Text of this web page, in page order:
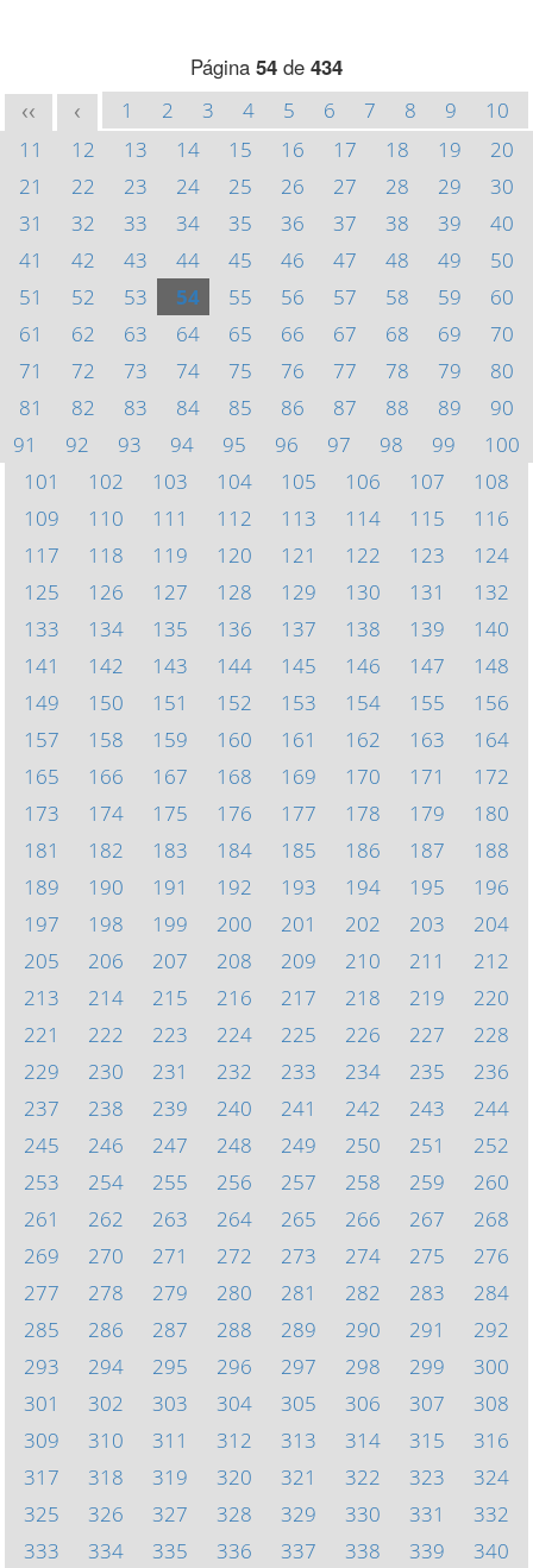
Página 54 de 434
<< < 1 2 3 4 5 6 7 8 9
10
11
12 13 14 15 16 17 18 19
20
21
22 23 24 25 26 27 28 29
30
31
32 33 34 35 36 37 38 39
40
41
42 43 44 45 46 47 48 49
50
51
52 53 54 55 56 57 58 59
60
61
62 63 64 65 66 67 68 69
70
71
72 73 74 75 76 77 78 79
80
81
82 83 84 85 86 87 88 89
90
91
92 93 94 95 96 97 98 99
100
101
102 103 104 105 106 107
108
109
110 111 112 113 114 115
116
117
118 119 120 121 122 123
124
125
126 127 128 129 130 131
132
133
134 135 136 137 138 139
140
141
142 143 144 145 146 147
148
149
150 151 152 153 154 155
156
157
158 159 160 161 162 163
164
165
166 167 168 169 170 171
172
173
174 175 176 177 178 179
180
181
182 183 184 185 186 187
188
189
190 191 192 193 194 195
196
197
198 199 200 201 202 203
204
205
206 207 208 209 210 211
212
213
214 215 216 217 218 219
220
221
222 223 224 225 226 227
228
229
230 231 232 233 234 235
236
237
238 239 240 241 242 243
244
245
246 247 248 249 250 251
252
253
254 255 256 257 258 259
260
261
262 263 264 265 266 267
268
269
270 271 272 273 274 275
276
277
278 279 280 281 282 283
284
285
286 287 288 289 290 291
292
293
294 295 296 297 298 299
300
301
302 303 304 305 306 307
308
309
310 311 312 313 314 315
316
317
318 319 320 321 322 323
324
325
326 327 328 329 330 331
332
333
334 335 336 337 338 339 340